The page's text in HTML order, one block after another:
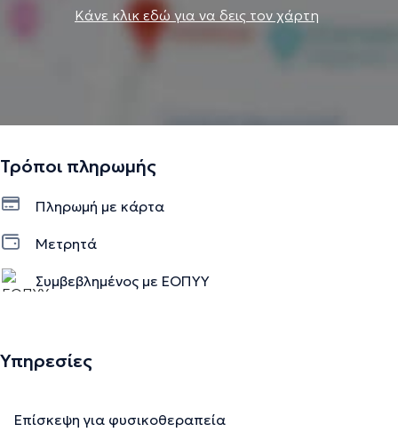
Κάνε κλικ εδώ για να δεις τον χάρτη
Τρόποι πληρωμής
Πληρωμή με κάρτα
Μετρητά
Συμβεβλημένος με ΕΟΠΥΥ
Υπηρεσίες
Επίσκεψη για φυσικοθεραπεία